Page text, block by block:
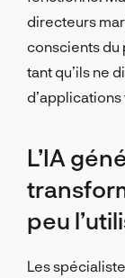
directeurs
conscients du
tant qu’ils ne
d’applications
L’IA
peu
Les